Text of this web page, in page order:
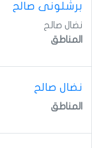
برشلونى صالح
نضال صالح
المناطق
نضال صالح
المناطق